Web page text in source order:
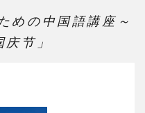
めの中国語講座～
节」